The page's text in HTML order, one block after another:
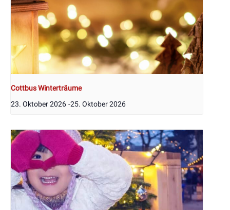
Cottbus Winterträume
23. Oktober 2026 -25. Oktober 2026